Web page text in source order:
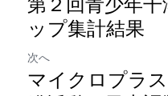
ップ集計結果
次へ
マイクロプラ